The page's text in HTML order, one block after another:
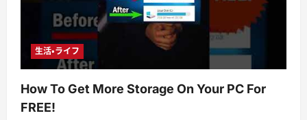
生活・ライフ
How To Get More Storage On Your PC For
FREE!